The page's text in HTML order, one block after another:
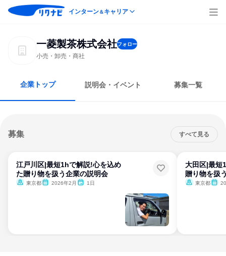
インターン＆キャリア
一菱製茶株式会社フォロー
小売・卸売・商社
企業トップ 説明会・イベント 募集一覧
募集 すべて見る
江戸川区|最短1hで解説!心を込め
た贈り物を扱う企業の説明会
東京都 2026年2月 1日
大田区|最短
贈り物を扱
東京都